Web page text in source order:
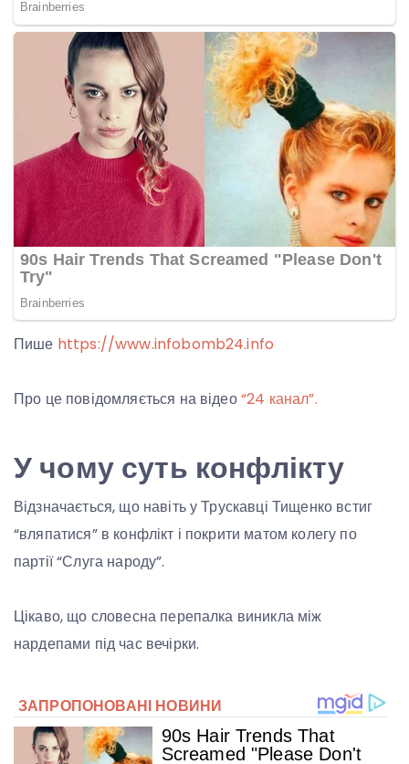
Пише https://www.infobomb24.info
Про це повідомляється на відео“24 канал”.
У чому суть конфлікту
Відзначається, що навіть у Трускавці Тищенко встиг
“вляпатися” в конфлікт і покрити матом колегу по
партії “Слуга народу”.
Цікаво, що словесна перепалка виникла між
нардепами під час вечірки.